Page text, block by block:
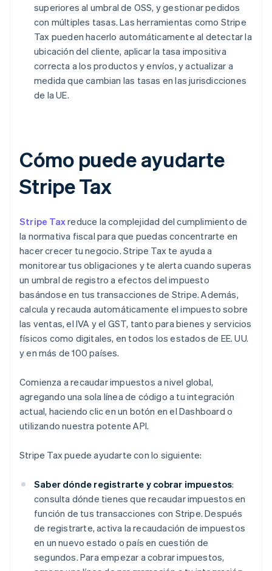
superiores al umbral de OSS, y gestionar pedidos
con múltiples tasas. Las herramientas como Stripe
Tax pueden hacerlo automáticamente al detectar la
ubicación del cliente, aplicar la tasa impositiva
correcta a los productos y envíos, y actualizar a
medida que cambian las tasas en las jurisdicciones
de la UE.
Cómo puede ayudarte
Stripe Tax
Stripe Taxreduce la complejidad del cumplimiento de
la normativa fiscal para que puedas concentrarte en
hacer crecer tu negocio. Stripe Tax te ayuda a
monitorear tus obligaciones y te alerta cuando superas
un umbral de registro a efectos del impuesto
basándose en tus transacciones de Stripe. Además,
calcula y recauda automáticamente el impuesto sobre
las ventas, el IVA y el GST, tanto para bienes y servicios
físicos como digitales, en todos los estados de EE. UU.
y en más de 100 países.
Comienza a recaudar impuestos a nivel global,
agregando una sola línea de código a tu integración
actual, haciendo clic en un botón en el Dashboard o
utilizando nuestra potente API.
Stripe Tax puede ayudarte con lo siguiente:
Saber dónde registrarte y cobrar impuestos:
consulta dónde tienes que recaudar impuestos en
función de tus transacciones con Stripe. Después
de registrarte, activa la recaudación de impuestos
en un nuevo estado o país en cuestión de
segundos. Para empezar a cobrar impuestos,